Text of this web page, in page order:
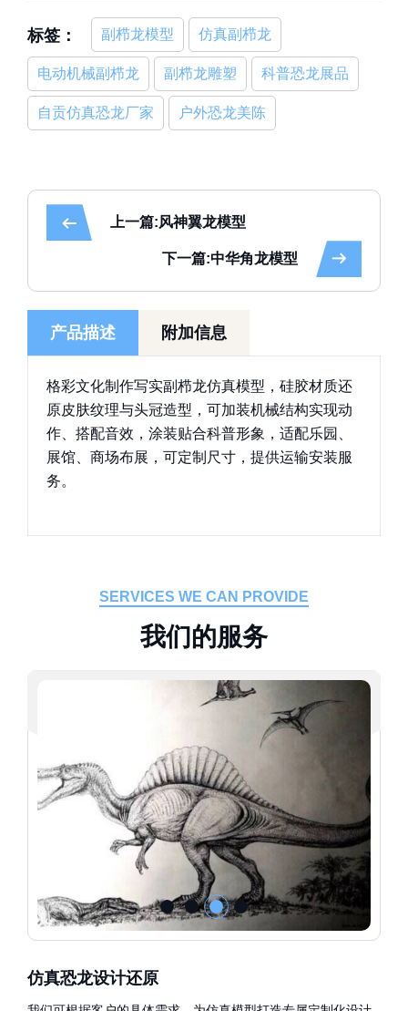
标签： 副栉龙模型 仿真副栉龙
电动机械副栉龙 副栉龙雕塑 科普恐龙展品
自贡仿真恐龙厂家 户外恐龙美陈
上一篇:风神翼龙模型
下一篇:中华角龙模型
产品描述 附加信息
格彩文化制作写实副栉龙仿真模型，硅胶材质还
原皮肤纹理与头冠造型，可加装机械结构实现动
作、搭配音效，涂装贴合科普形象，适配乐园、
展馆、商场布展，可定制尺寸，提供运输安装服
务。
SERVICES WE CAN PROVIDE
我们的服务
仿真恐龙设计还原